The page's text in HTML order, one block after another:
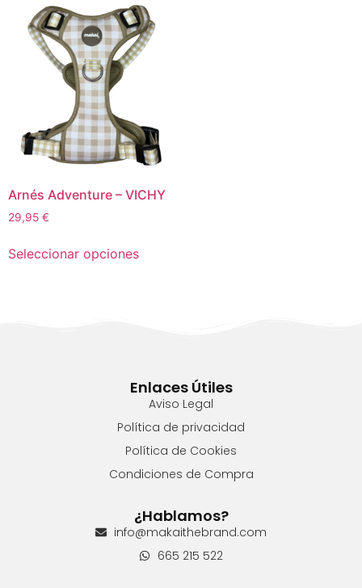
Arnés Adventure – VICHY
29,95 €
Seleccionar opciones
Enlaces Útiles
Aviso Legal
Política de privacidad
Política de Cookies
Condiciones de Compra
¿Hablamos?
info@makaithebrand.com
665 215 522